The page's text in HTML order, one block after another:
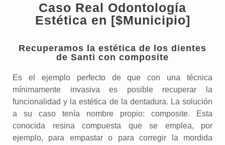
Caso Real Odontología
Estética en [$Municipio]
Recuperamos la estética de los dientes
de Santi con composite
Es el ejemplo perfecto de que con una técnica
mínimamente invasiva es posible recuperar la
funcionalidad y la estética de la dentadura. La solución
a su caso tenía nombre propio: composite. Esta
conocida resina compuesta que se emplea, por
ejemplo, para empastar o para corregir la mordida